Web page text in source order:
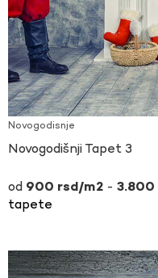
Novogodisnje
Novogodišnji Tapet 3
900 rsd - 3.800
tapete